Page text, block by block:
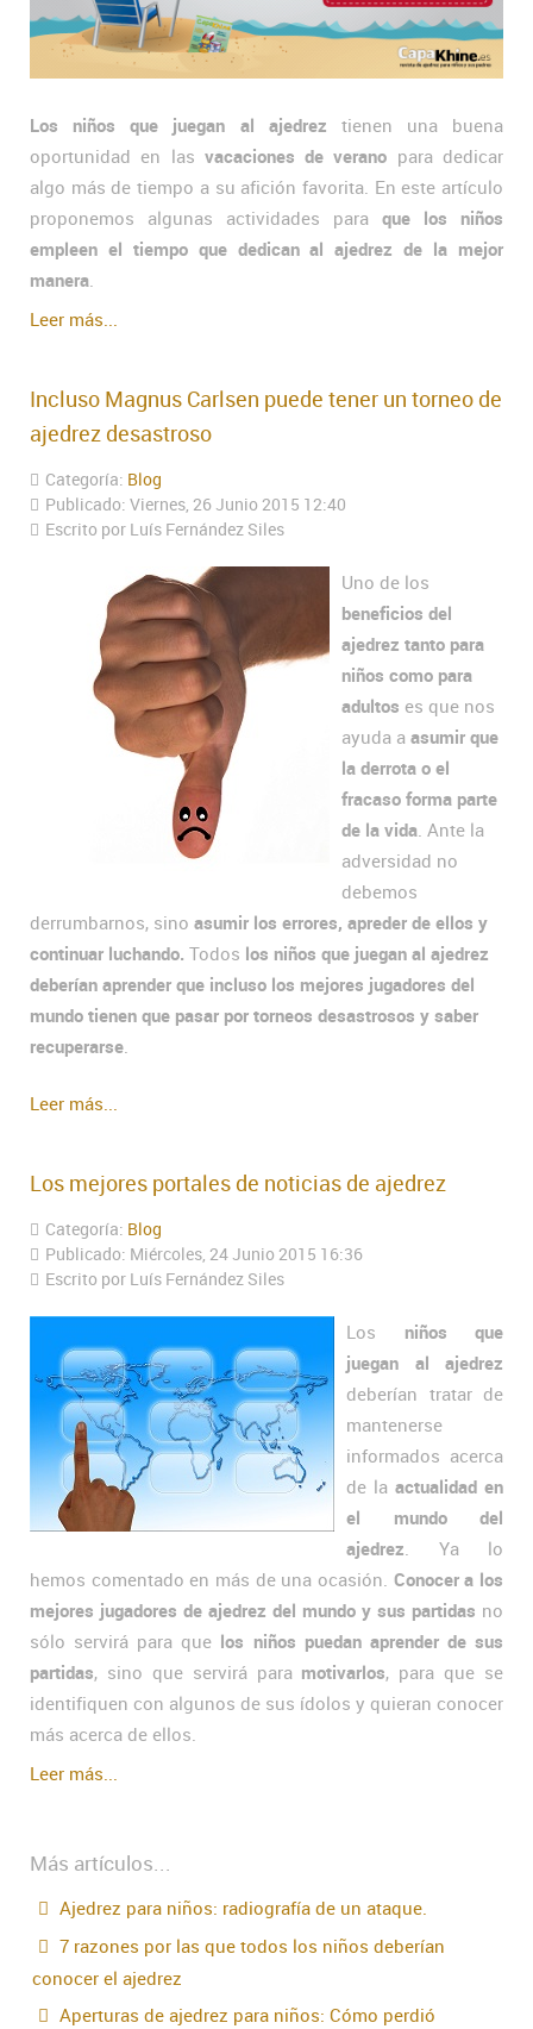
Los niños que juegan al ajedrez tienen una buena
oportunidad en las vacaciones de verano para dedicar
algo más de tiempo a su afición favorita. En este artículo
proponemos algunas actividades para que los niños
empleen el tiempo que dedican al ajedrez de la mejor
manera
Leer más...
Incluso Magnus Carlsen puede tener un torneo de
ajedrez desastroso
Categoría: Blog
Publicado: Viernes, 26 Junio 2015 12:40
Escrito por Luís Fernández Siles
Uno de los
beneficios del
ajedrez tanto para
niños como para
adultos es que nos
ayuda a asumir que
la derrota o el
fracaso forma parte
de la vida . Ante la
adversidad no
debemos
derrumbarnos, sino asumir los errores, apreder de ellos y
continuar luchando. Todos los niños que juegan al ajedrez
deberían aprender que incluso los mejores jugadores del
mundo tienen que pasar por torneos desastrosos y saber
recuperarse
Leer más...
Los mejores portales de noticias de ajedrez
Categoría: Blog
Publicado: Miércoles, 24 Junio 2015 16:36
Escrito por Luís Fernández Siles
Los niños que
juegan al ajedrez
deberían tratar de
mantenerse
informados acerca
de la actualidad en
el mundo del
ajedrez . Ya lo
hemos comentado en más de una ocasión. Conocer a los
mejores jugadores de ajedrez del mundo y sus partidas no
sólo servirá para que los niños puedan aprender de sus
partidas, sino que servirá para motivarlos, para que se
identifiquen con algunos de sus ídolos y quieran conocer
más acerca de ellos.
Leer más...
Más artículos...
Ajedrez para niños: radiografía de un ataque.
7 razones por las que todos los niños deberían
conocer el ajedrez
Aperturas de ajedrez para niños: Cómo perdió